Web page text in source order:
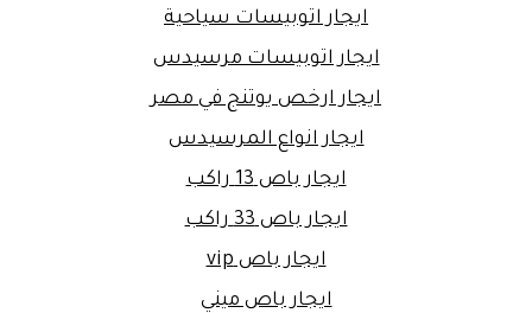
ايجار اتوبيسات سياحية
ايجار اتوبيسات مرسيدس
ايجار ارخص يوتنج في مصر
ايجار انواع المرسيدس
ايجار باص 13 راكب
ايجار باص 33 راكب
ايجار باص vip
ايجار باص ميني